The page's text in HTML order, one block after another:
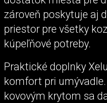
zároveň poskytuje aj
priestor pre všetky
kúpeľňové potreby.
Praktické doplnky
komfort pri
kovovým krytom sa